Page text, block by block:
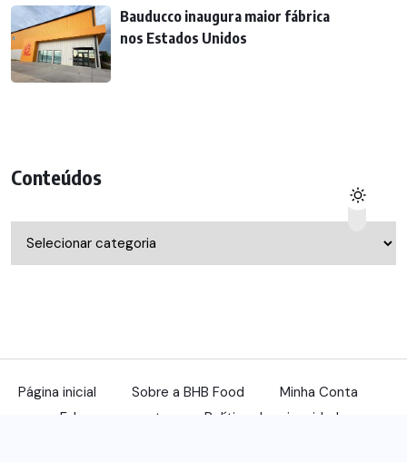
Bauducco inaugura maior fábrica
nos Estados Unidos
Conteúdos
Conteúdos
Página inicial Sobre a BHB Food
Minha Conta
Fale com a gente
Política de privacidade